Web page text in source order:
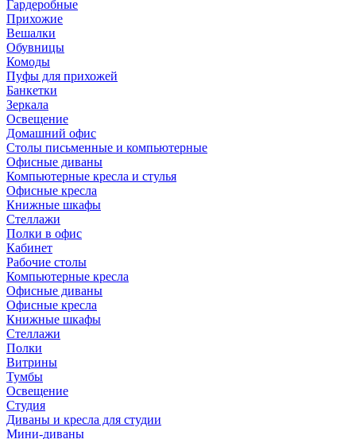
Гардеробные
Прихожие
Вешалки
Обувницы
Комоды
Пуфы для прихожей
Банкетки
Зеркала
Освещение
Домашний офис
Столы письменные и компьютерные
Офисные диваны
Компьютерные кресла и стулья
Офисные кресла
Книжные шкафы
Стеллажи
Полки в офис
Кабинет
Рабочие столы
Компьютерные кресла
Офисные диваны
Офисные кресла
Книжные шкафы
Стеллажи
Полки
Витрины
Тумбы
Освещение
Студия
Диваны и кресла для студии
Мини-диваны